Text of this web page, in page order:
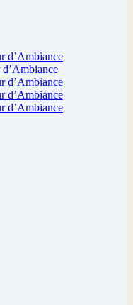
d’Ambiance
d’Ambiance
d’Ambiance
d’Ambiance
d’Ambiance